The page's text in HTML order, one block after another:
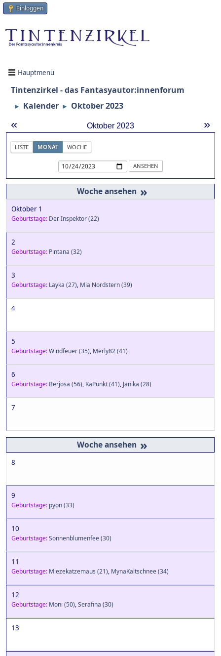
Einloggen
Hauptmenü
Tintenzirkel - das Fantasyautor:innenforum
► Kalender ► Oktober 2023
« »
Oktober 2023
LISTE MONAT WOCHE
»
Oktober 1
Geburtstage: Der Inspektor(22)
2
Geburtstage: Pintana (32)
3
Geburtstage: Layka (27), Mia Nordstern(39)
4
5
Geburtstage:Windfeuer(35), Merly82(41)
6
Geburtstage: Berjosa (56), KaPunkt(41), Janika (28)
7
»
8
9
Geburtstage: pyon(33)
10
Geburtstage:Sonnenblumenfee(30)
11
Geburtstage: Miezekatzemaus (21), MynaKaltschnee(34)
12
Geburtstage: Moni (50),Serafina (30)
13